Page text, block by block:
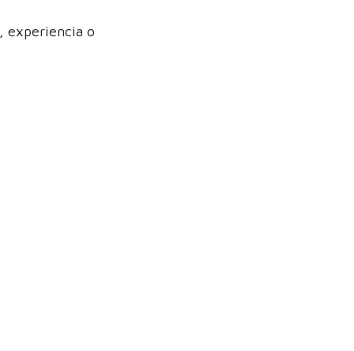
experiencia o